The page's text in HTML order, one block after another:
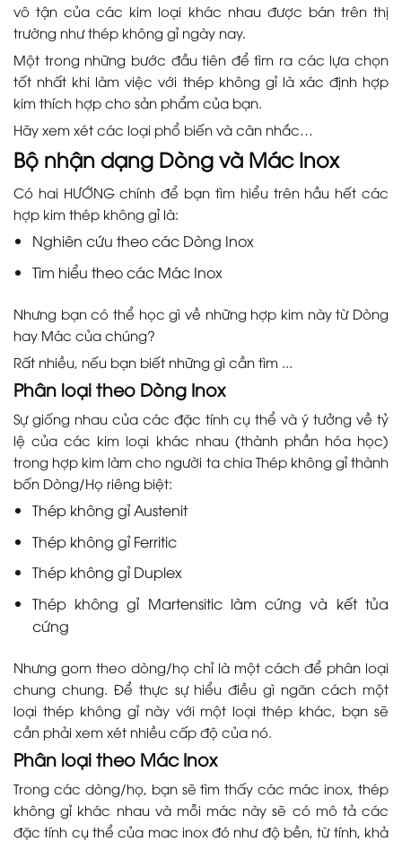
vô tận của các kim loại khác nhau được bán trên thị
trường như thép không gỉ ngày nay.
Một trong những bước đầu tiên để tìm ra các lựa chọn
tốt nhất khi làm việc với thép không gỉ là xác định hợp
kim thích hợp cho sản phẩm của bạn.
Hãy xem xét các loại phổ biến và cân nhắc…
Bộ nhận dạng Dòng và Mác Inox
Có hai HƯỚNG chính để bạn tìm hiểu trên hầu hết các
hợp kim thép không gỉ là:
Nghiên cứu theo các Dòng Inox
Tìm hiểu theo các Mác Inox
Nhưng bạn có thể học gì về những hợp kim này từ Dòng
hay Mác của chúng?
Rất nhiều, nếu bạn biết những gì cần tìm ...
Phân loại theo Dòng Inox
Sự giống nhau của các đặc tính cụ thể và ý tưởng về tỷ
lệ của các kim loại khác nhau (thành phần hóa học)
trong hợp kim làm cho người ta chia Thép không gỉ thành
bốn Dòng/Họ riêng biệt:
Thép không gỉ Austenit
Thép không gỉ Ferritic
Thép không gỉ Duplex
Thép không gỉ Martensitic làm cứng và kết tủa
cứng
Nhưng gom theo dòng/họ chỉ là một cách để phân loại
chung chung. Để thực sự hiểu điều gì ngăn cách một
loại thép không gỉ này với một loại thép khác, bạn sẽ
cần phải xem xét nhiều cấp độ của nó.
Phân loại theo Mác Inox
Trong các dòng/họ, bạn sẽ tìm thấy các mác inox, thép
không gỉ khác nhau và mỗi mác này sẽ có mô tả các
đặc tính cụ thể của mac inox đó như độ bền, từ tính, khả